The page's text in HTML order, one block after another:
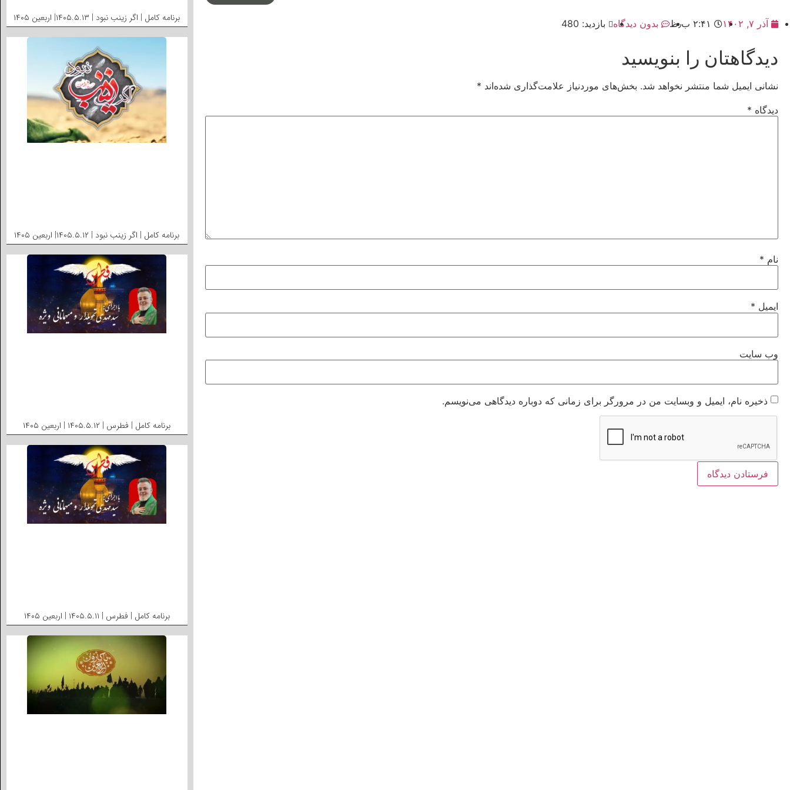
آذر ۷, ۱۴۰۲ ۲:۴۱ ب٫ظ بدون دیدگاه بازدید: 480
دیدگاهتان را بنویسید
نشانی ایمیل شما منتشر نخواهد شد. بخش‌های موردنیاز علامت‌گذاری شده‌اند *
دیدگاه *
نام *
ایمیل *
وب‌ سایت
ذخیره نام، ایمیل و وبسایت من در مرورگر برای زمانی که دوباره دیدگاهی می‌نویسم.
برنامه کامل | اگر زینب نبود | ۱۴۰۵.۵.۱۳| اربعین ۱۴۰۵
برنامه کامل | اگر زینب نبود | ۱۴۰۵.۵.۱۲| اربعین ۱۴۰۵
برنامه کامل | فطرس | ۱۴۰۵.۵.۱۲ | اربعین ۱۴۰۵
برنامه کامل | فطرس | ۱۴۰۵.۵.۱۱ | اربعین ۱۴۰۵